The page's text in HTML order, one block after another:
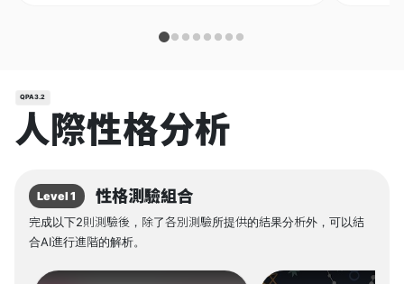
QPA3.2
人際性格分析
Level 1 性格測驗組合
完成以下2則測驗後，除了各別測驗所提供的結果分析外，可以結
合AI進行進階的解析。